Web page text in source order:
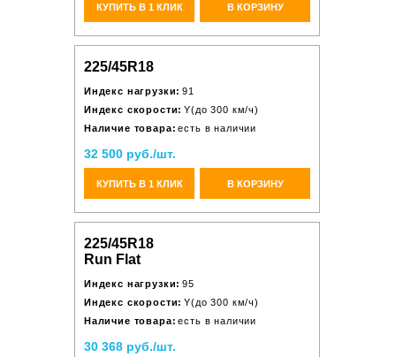
КУПИТЬ В 1 КЛИК В КОРЗИНУ
225/45R18
Индекс нагрузки: 91
Индекс скорости: Y(до 300 км/ч)
Наличие товара: есть в наличии
32 500 руб./шт.
КУПИТЬ В 1 КЛИК В КОРЗИНУ
225/45R18
Run Flat
Индекс нагрузки: 95
Индекс скорости: Y(до 300 км/ч)
Наличие товара: есть в наличии
30 368 руб./шт.